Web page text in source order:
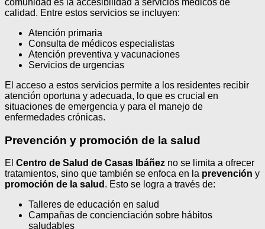
calidad. Entre estos servicios se incluyen:
Atención primaria
Consulta de médicos especialistas
Atención preventiva y vacunaciones
Servicios de urgencias
El acceso a estos servicios permite a los residentes recibir
atención oportuna y adecuada, lo que es crucial en
situaciones de emergencia y para el manejo de
enfermedades crónicas.
Prevención y promoción de la salud
El Centro de Salud de Casas Ibáñez no se limita a ofrecer
tratamientos, sino que también se enfoca en la prevención y
promoción de la salud . Esto se logra a través de:
Talleres de educación en salud
Campañas de concienciación sobre hábitos
saludables